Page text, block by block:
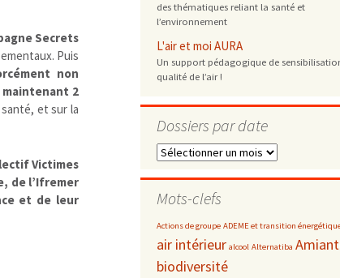
renouvelables / transition énergétique
épidémiologique
rapport économique
surveillance sanitaire
Secrets
Puis
non
maintenant 2
et sur la
Victimes
de l’Ifremer
et de leur
des thématiques reliant la santé et
l’environnement
L'air et moi AURA
Un support pédagogique de
qualité de l’air !
Dossiers par date
Dossiers
date
Mots-clefs
Actions de groupe ADEME et transition
air intérieur alcool Alternatiba
biodiversité